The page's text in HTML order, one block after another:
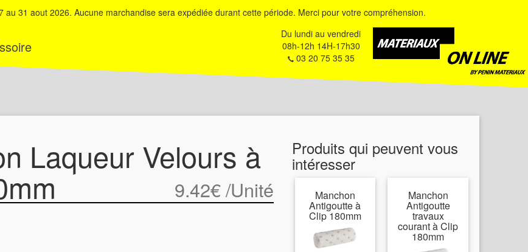
au 31 aout 2026. Aucune marchandise sera expédiée durant cette période. Merci pour votre compréhension.
Du lundi au vendredi
08h-12h 14H-17h30
03 20 75 35 35
Laqueur Velours à
9.42€/Unité
Produits qui peuvent vous
intéresser
Manchon
Antigoutte à
Clip 180mm
Manchon
Antigoutte
travaux
courant à Clip
180mm